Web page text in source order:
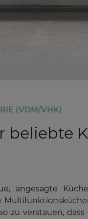
(VDM/VHK)
beliebte
angesagte
zu verstauen,